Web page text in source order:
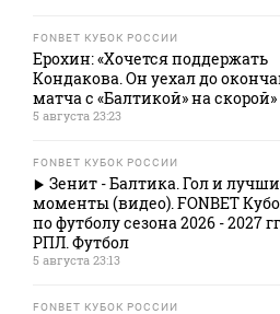
FONBET КУБОК РОССИИ
Ерохин: «Хочется поддержать
Кондакова. Он уехал до
матча с «Балтикой» на скорой»
5 августа 23:23
FONBET КУБОК РОССИИ
Зенит - Балтика. Гол и
моменты (видео). FONBET
по футболу сезона 2026 - 2027
РПЛ. Футбол
5 августа 23:13
FONBET КУБОК РОССИИ